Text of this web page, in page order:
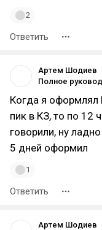
2
Ответить
Артем Шодиев
Когда я
пик в КЗ, то по 12
говорили, ну
5 дней оформил
1
Ответить
Артем Шодиев